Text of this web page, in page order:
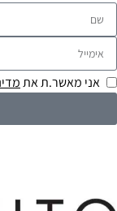
אני מאשר.ת את